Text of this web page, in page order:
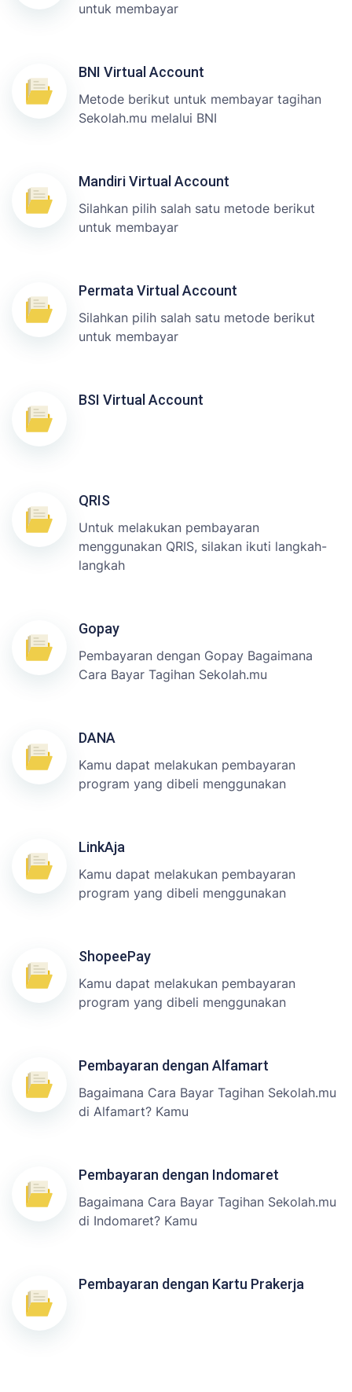
untuk membayar
BNI Virtual Account
Metode berikut untuk membayar tagihan
Sekolah.mu melalui BNI
Mandiri Virtual Account
Silahkan pilih salah satu metode berikut
untuk membayar
Permata Virtual Account
Silahkan pilih salah satu metode berikut
untuk membayar
BSI Virtual Account
QRIS
Untuk melakukan pembayaran
menggunakan QRIS, silakan ikuti langkah-
langkah
Gopay
Pembayaran dengan Gopay Bagaimana
Cara Bayar Tagihan Sekolah.mu
DANA
Kamu dapat melakukan pembayaran
program yang dibeli menggunakan
LinkAja
Kamu dapat melakukan pembayaran
program yang dibeli menggunakan
ShopeePay
Kamu dapat melakukan pembayaran
program yang dibeli menggunakan
Pembayaran dengan Alfamart
Bagaimana Cara Bayar Tagihan Sekolah.mu
di Alfamart? Kamu
Pembayaran dengan Indomaret
Bagaimana Cara Bayar Tagihan Sekolah.mu
di Indomaret? Kamu
Pembayaran dengan Kartu Prakerja